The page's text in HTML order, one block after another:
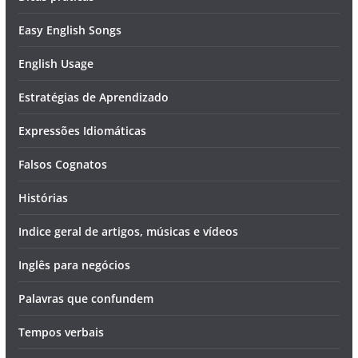
Easy English Songs
English Usage
Estratégias de Aprendizado
Expressões Idiomáticas
Falsos Cognatos
Histórias
Indice geral de artigos, músicas e vídeos
Inglês para negócios
Palavras que confundem
Tempos verbais